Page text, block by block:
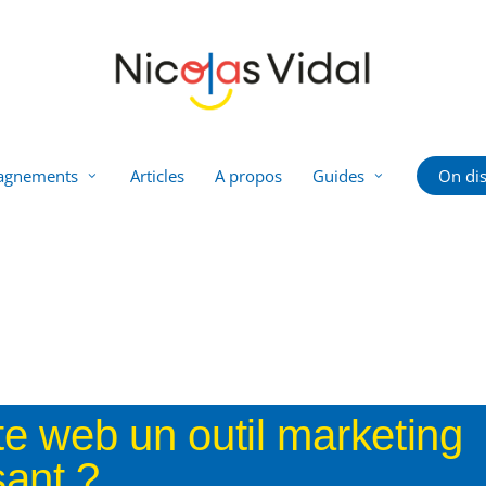
Articles A propos Guides On
web un outil marketing